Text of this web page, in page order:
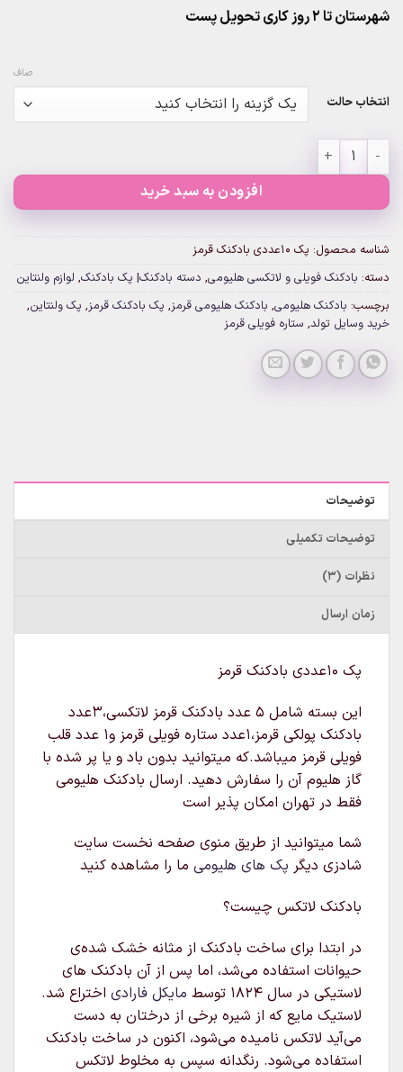
شهرستان تا 2 روز کاری تحویل پست
انتخاب حالت
صاف
افزودن به سبد خرید
شناسه محصول: پک ۱۰عددی بادکنک قرمز
دسته: بادکنک فویلی و لاتکسی هلیومی, دسته بادکنک| پک بادکنک, لوازم ولنتاین
برچسب: بادکنک هلیومی, بادکنک هلیومی قرمز, پک بادکنک قرمز, پک ولنتاین,
خرید وسایل تولد, ستاره فویلی قرمز
توضیحات
توضیحات تکمیلی
نظرات (3)
زمان ارسال
پک ۱۰عددی بادکنک قرمز
این بسته شامل ۵ عدد بادکنک قرمز لاتکسی،۳عدد
بادکنک پولکی قرمز،۱عدد ستاره فویلی قرمز و۱ عدد قلب
فویلی قرمز میباشد.که میتوانید بدون باد و یا پر شده با
گاز هلیوم آن را سفارش دهید. ارسال بادکنک هلیومی
فقط در تهران امکان پذیر است
شما میتوانید از طریق منوی صفحه نخست سایت
شادزی دیگر پک های هلیومی ما را مشاهده کنید
بادکنک لاتکس چیست؟
در ابتدا برای ساخت بادکنک از مثانه خشک شده‌ی
حیوانات استفاده می‌شد، اما پس از آن بادکنک های
لاستیکی در سال ۱۸۲۴ توسط
مایکل فارادی اختراع شد.
لاستیک مایع که از شیره برخی از درختان به دست
می‌آید لاتکس نامیده می‌شود، اکنون در ساخت بادکنک
استفاده می‌شود. رنگدانه سپس به مخلوط لاتکس